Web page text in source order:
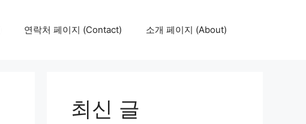
연락처 페이지 (Contact) 소개 페이지 (About)
최신 글